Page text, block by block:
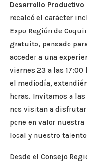
Desarrollo Productivo
recalcó el carácter
Expo Región de
gratuito, pensado
acceder a una
viernes 23 a las 17:00
el mediodía,
horas. Invitamos a
nos visitan a disfrutar
pone en valor
local y nuestro
Desde el Consejo